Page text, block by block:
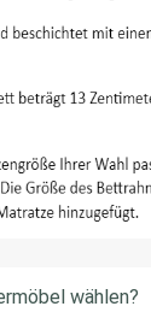
wählen?